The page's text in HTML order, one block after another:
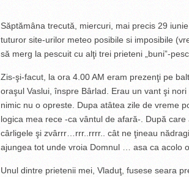
Săptămâna trecută, miercuri, mai precis 29
tuturor site-urilor meteo posibile si imposibile
să merg la pescuit cu alţi trei prieteni „buni”-
Zis-şi-facut, la ora 4.00 AM eram prezenţi pe
oraşul Vaslui, înspre Bârlad. Erau un vant şi
nimic nu o opreste. Dupa atâtea zile de vreme
logica mea rece -ca vântul de afară-. După
cârligele şi zvârrr…rrr..rrrr.. cât ne ţineau
ajungea tot unde vroia Domnul … asa ca acolo
Unul dintre prietenii mei, Vladuţ, fusese seara